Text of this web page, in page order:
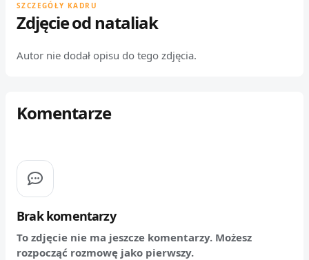
SZCZEGÓŁY KADRU
Zdjęcie od nataliak
Autor nie dodał opisu do tego zdjęcia.
Komentarze
Brak komentarzy
To zdjęcie nie ma jeszcze komentarzy. Możesz
rozpocząć rozmowę jako pierwszy.